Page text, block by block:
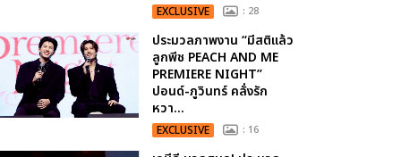
EXCLUSIVE : 28
ประมวลภาพงาน “มีสติแล้ว
ลูกพีช PEACH AND ME
PREMIERE NIGHT”
ปอนด์-ภูวินทร์ คลั่งรัก
หวา...
EXCLUSIVE : 16